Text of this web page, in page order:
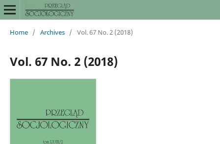
Home / Archives / Vol. 67 No. 2 (2018)
Vol. 67 No. 2 (2018)